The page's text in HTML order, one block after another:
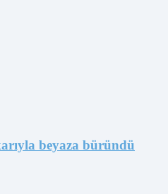
beyaza büründü